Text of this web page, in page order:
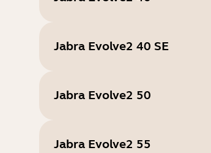
Jabra Evolve2 40 SE
Jabra Evolve2 50
Jabra Evolve2 55